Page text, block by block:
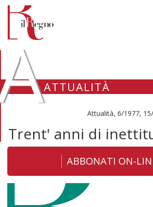
ATTUALITÀ
Attualità, 6/1977,
Trent' anni di
ABBONATI ON-